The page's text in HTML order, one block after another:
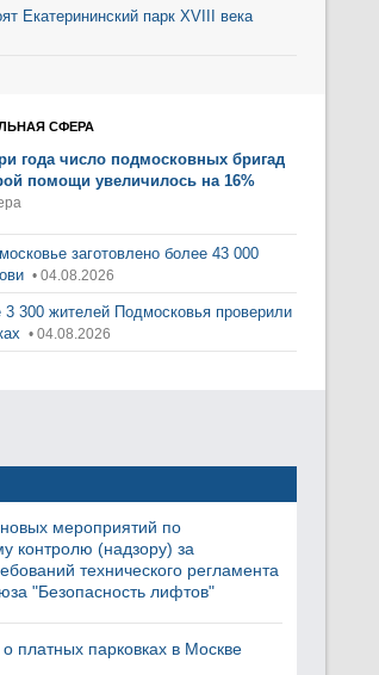
Екатерининский парк XVIII века
СФЕРА
года число подмосковных бригад
помощи увеличилось на 16%
заготовлено более 43 000
• 04.08.2026
300 жителей Подмосковья проверили
• 04.08.2026
мероприятий по
контролю (надзору) за
технического регламента
"Безопасность лифтов"
платных парковках в Москве